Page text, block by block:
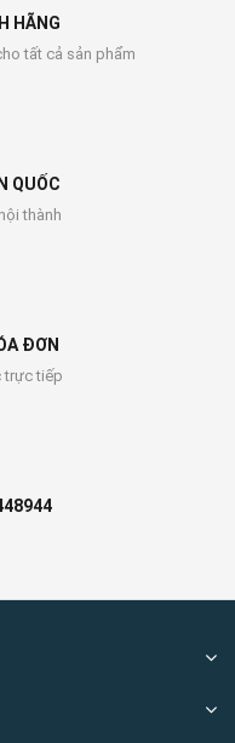
HÃNG
tất cả sản phẩm
QUỐC
thành
ĐƠN
trực tiếp